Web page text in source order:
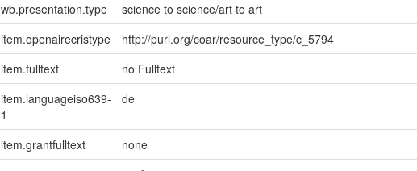
wb.presentation.type
science to science/art to art
item.openairecristype
http://purl.org/coar/resource_type/c_5794
item.fulltext
no Fulltext
item.languageiso639-
1
de
item.grantfulltext
none